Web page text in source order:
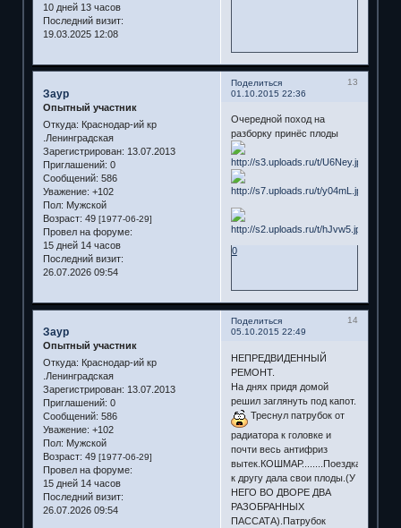
10 дней 13 часов
Последний визит:
19.03.2025 12:08
Поделиться
13
01.10.2015 22:36
Заур
Опытный участник
Откуда: Краснодар-ий кр
.Ленинградская
Зарегистрирован: 13.07.2013
Приглашений: 0
Сообщений: 586
Уважение: +102
Пол: Мужской
Возраст: 49 [1977-06-29]
Провел на форуме:
15 дней 14 часов
Последний визит:
26.07.2026 09:54
Очередной поход на
разборку принёс плоды
0
Поделиться
14
05.10.2015 22:49
Заур
Опытный участник
Откуда: Краснодар-ий кр
.Ленинградская
Зарегистрирован: 13.07.2013
Приглашений: 0
Сообщений: 586
Уважение: +102
Пол: Мужской
Возраст: 49 [1977-06-29]
Провел на форуме:
15 дней 14 часов
Последний визит:
26.07.2026 09:54
НЕПРЕДВИДЕННЫЙ
РЕМОНТ.
На днях придя домой
решил заглянуть под капот.
Треснул патрубок от
радиатора к головке и
почти весь антифриз
вытек.КОШМАР........Поездка
к другу дала свои плоды.(У
НЕГО ВО ДВОРЕ ДВА
РАЗОБРАННЫХ
ПАССАТА).Патрубок